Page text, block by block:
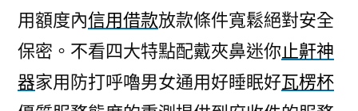
用額度內信用借款放款條件寬鬆絕對安全
保密。不看四大特點配戴夾鼻迷你止鼾神
器家用防打呼嚕男女通用好睡眠好瓦楞杯